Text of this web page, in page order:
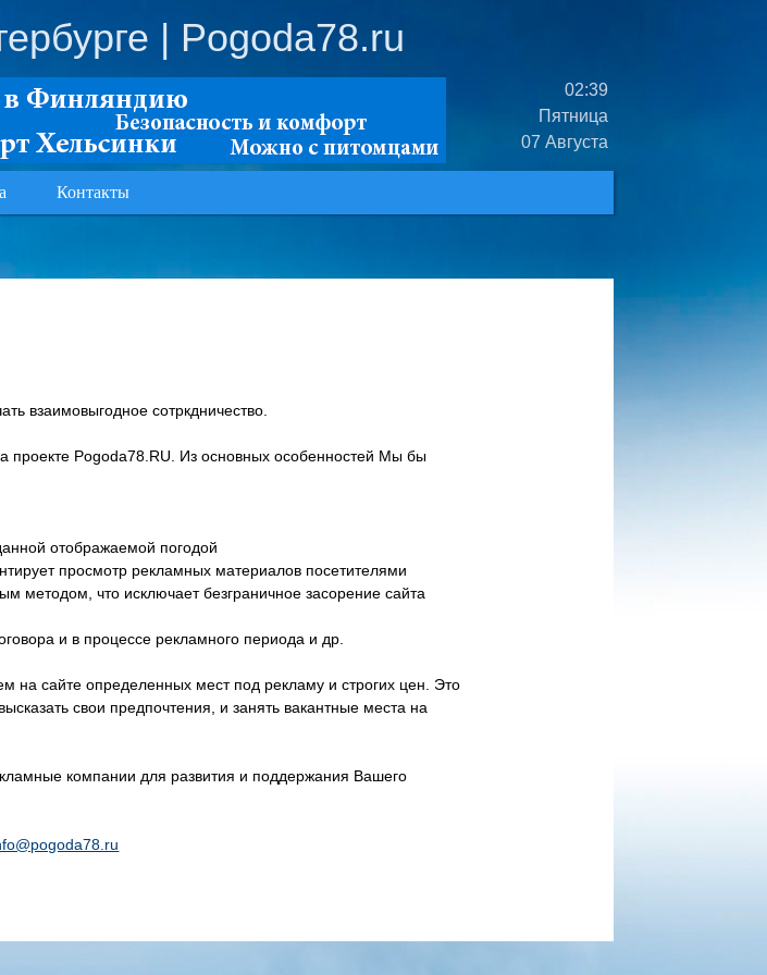
| Pogoda78.ru
02:39
Пятница
07 Августа
Контакты
взаимовыгодное сотркдничество.
Pogoda78.RU. Из основных особенностей Мы бы
отображаемой погодой
просмотр рекламных материалов посетителями
методом, что исключает безграничное засорение сайта
и в процессе рекламного периода и др.
на сайте определенных мест под рекламу и строгих цен. Это
свои предпочтения, и занять вакантные места на
компании для развития и поддержания Вашего